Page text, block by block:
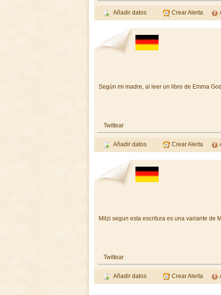
Añadir datos Crear Alerta
Según mi madre, al leer un libro de Emma
Twittear
Añadir datos Crear Alerta
Mitzi segun esta escritura es una variante de
Twittear
Añadir datos Crear Alerta